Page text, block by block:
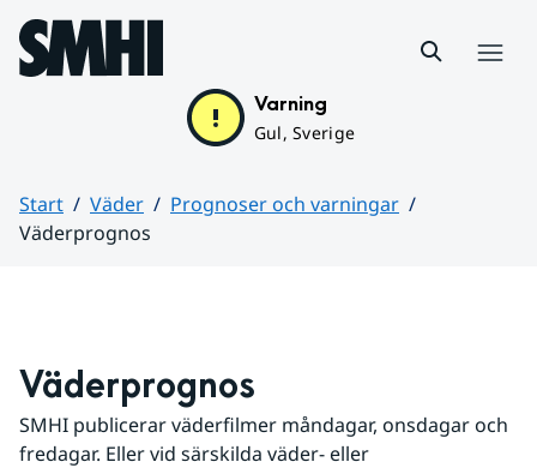
Hoppa till sidans innehåll
Varning
Gul, Sverige
Start Väder
Prognoser och varningar
Väderprognos
Väderprognos
SMHI publicerar väderfilmer måndagar, onsdagar och
fredagar. Eller vid särskilda väder- eller